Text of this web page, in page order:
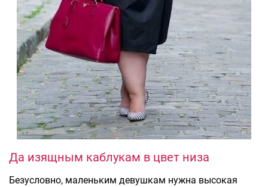
Да изящным каблукам в цвет низа
Безусловно, маленьким девушкам нужна высокая